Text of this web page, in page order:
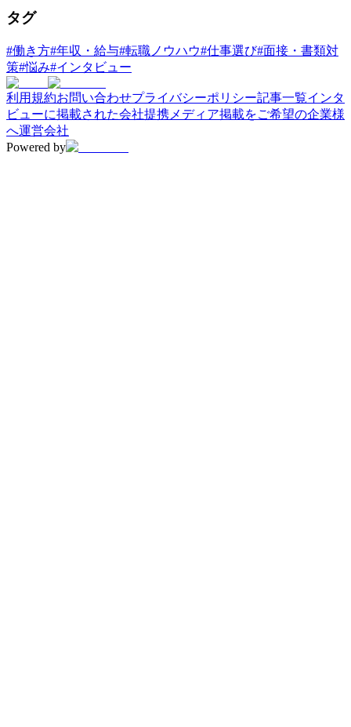
タグ
#働き方#年収・給与#転職ノウハウ#仕事選び#面接・書類対
策#悩み#インタビュー
利用規約お問い合わせプライバシーポリシー記事一覧インタ
ビューに掲載された会社提携メディア掲載をご希望の企業様
へ運営会社
Powered by